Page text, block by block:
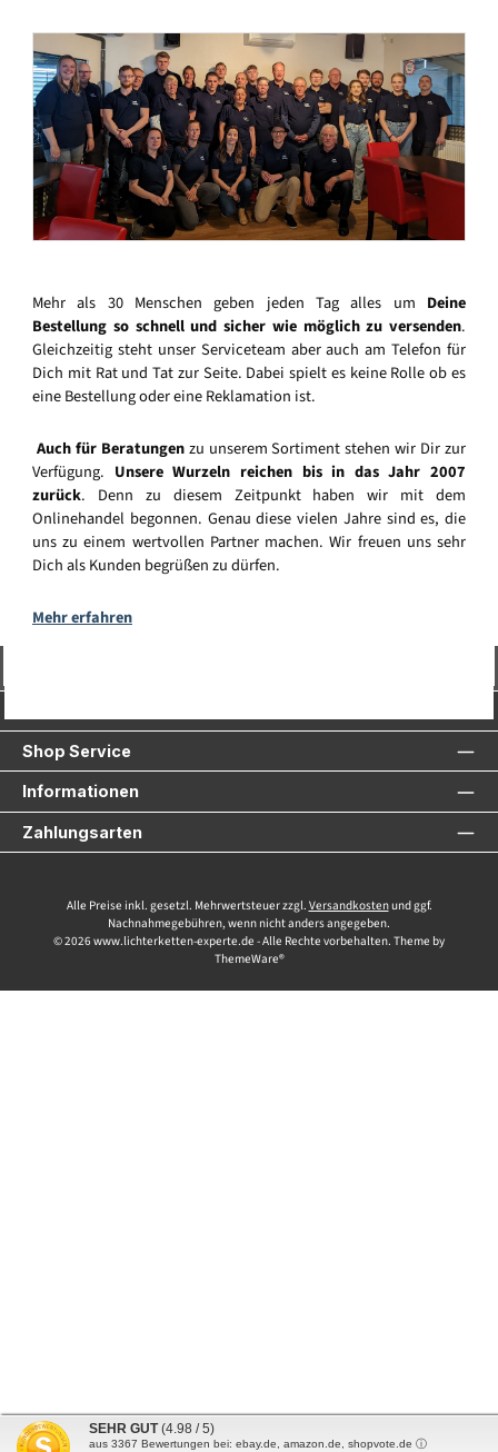
Mehr als 30 Menschen geben jeden Tag alles um Deine
Bestellung so schnell und sicher wie möglich zu versenden.
Gleichzeitig steht unser Serviceteam aber auch am Telefon für
Dich mit Rat und Tat zur Seite. Dabei spielt es keine Rolle ob es
eine Bestellung oder eine Reklamation ist.
Auch für Beratungenzu unserem Sortiment stehen wir Dir zur
Verfügung. Unsere Wurzeln reichen bis in das Jahr 2007
zurück. Denn zu diesem Zeitpunkt haben wir mit dem
Onlinehandel begonnen. Genau diese vielen Jahre sind es, die
uns zu einem wertvollen Partner machen. Wir freuen uns sehr
Dich als Kunden begrüßen zu dürfen.
Mehr erfahren
Shop Service
Informationen
Zahlungsarten
Alle Preise inkl. gesetzl. Mehrwertsteuer zzgl. Versandkostenund ggf.
Nachnahmegebühren, wenn nicht anders angegeben.
© 2026 www.lichterketten-experte.de - Alle Rechte vorbehalten. Theme by
ThemeWare®
SEHR GUT (4.98 / 5)
aus 3367 Bewertungen bei: ebay.de, amazon.de, shopvote.de ⓘ